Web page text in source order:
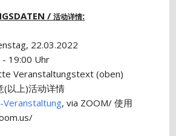
/活动详情:
22.03.2022
- 19:00 Uhr
Veranstaltungstext (oben)
以上)活动详情
Veranstaltung, via ZOOM/ 使用